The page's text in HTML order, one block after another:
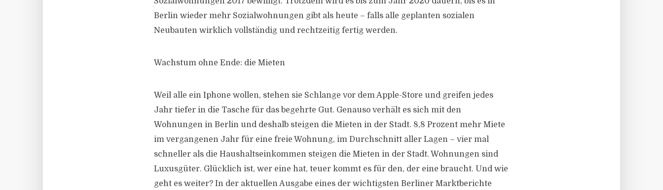
Berlin wieder mehr Sozialwohnungen gibt als heute – falls alle geplanten sozialen
Neubauten wirklich vollständig und rechtzeitig fertig werden.
Wachstum ohne Ende: die Mieten
Weil alle ein Iphone wollen, stehen sie Schlange vor dem Apple-Store und greifen jedes
Jahr tiefer in die Tasche für das begehrte Gut. Genauso verhält es sich mit den
Wohnungen in Berlin und deshalb steigen die Mieten in der Stadt. 8,8 Prozent mehr Miete
im vergangenen Jahr für eine freie Wohnung, im Durchschnitt aller Lagen – vier mal
schneller als die Haushaltseinkommen steigen die Mieten in der Stadt. Wohnungen sind
Luxusgüter. Glücklich ist, wer eine hat, teuer kommt es für den, der eine braucht. Und wie
geht es weiter? In der aktuellen Ausgabe eines der wichtigsten Berliner Marktberichte